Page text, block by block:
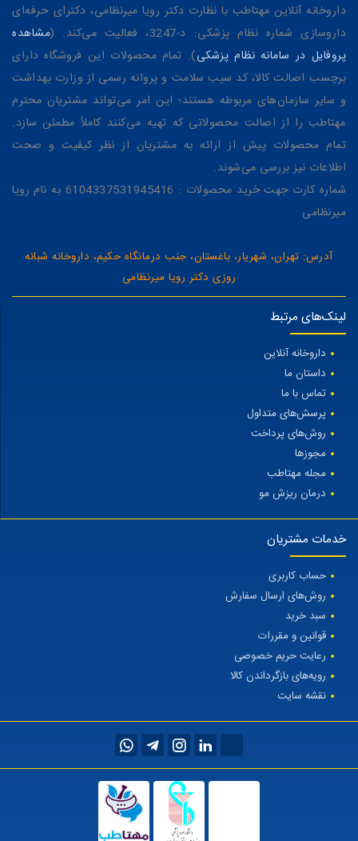
داروخانه آنلاین مهتاطب با نظارت دکتر رویا میرنظامی، دکترای حرفه‌ای
داروسازی شماره نظام پزشکی: د-3247، فعالیت می‌کند. (
مشاهده
پروفایل در سامانه نظام پزشکی). تمام محصولات این فروشگاه دارای
برچسب اصالت کالا، کد سیب سلامت و پروانه رسمی از وزارت بهداشت
و سایر سازمان‌های مربوطه هستند؛ این امر می‌تواند مشتریان محترم
مهتاطب را از اصالت محصولاتی که تهیه می‌کنند کاملاً مطمئن سازد.
تمام محصولات پیش از ارائه به مشتریان از نظر کیفیت و صحت
اطلاعات نیز بررسی می‌شوند.
شماره کارت جهت خرید محصولات : 6104337531945416 به نام رویا
میرنظامی
آدرس: تهران، شهریار، باغستان، جنب درمانگاه حکیم، داروخانه شبانه
روزی دکتر رویا میرنظامی
لینک‌های مرتبط
داروخانه آنلاین
داستان ما
تماس با ما
پرسش‌های متداول
روش‌های پرداخت
مجوزها
مجله مهتاطب
درمان ریزش مو
خدمات مشتریان
حساب کاربری
روش‌های ارسال سفارش
سبد خرید
قوانین و مقررات
رعایت حریم خصوصی
رویه‌های بازگرداندن کالا
نقشه سایت